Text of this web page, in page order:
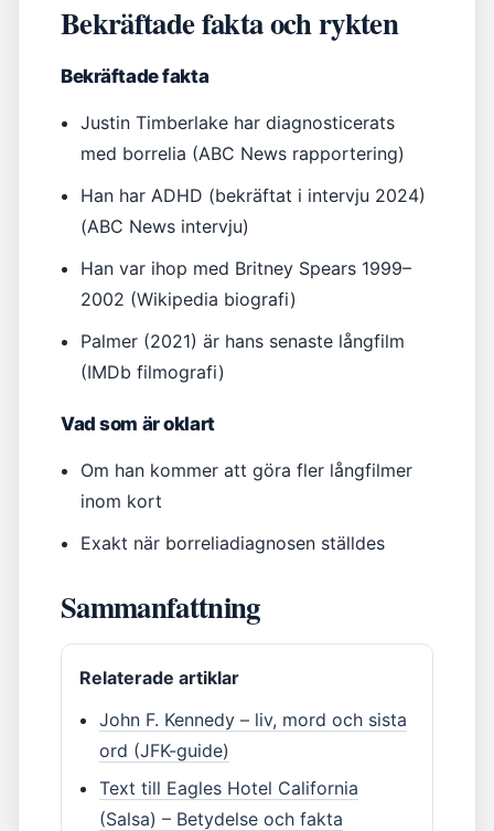
Bekräftade fakta och rykten
Bekräftade fakta
Justin Timberlake har diagnosticerats
med borrelia (ABC News rapportering)
Han har ADHD (bekräftat i intervju 2024)
(ABC News intervju)
Han var ihop med Britney Spears 1999–
2002 (Wikipedia biografi)
Palmer (2021) är hans senaste långfilm
(IMDb filmografi)
Vad som är oklart
Om han kommer att göra fler långfilmer
inom kort
Exakt när borreliadiagnosen ställdes
Sammanfattning
Relaterade artiklar
John F. Kennedy – liv, mord och sista
ord (JFK-guide)
Text till Eagles Hotel California
(Salsa) – Betydelse och fakta